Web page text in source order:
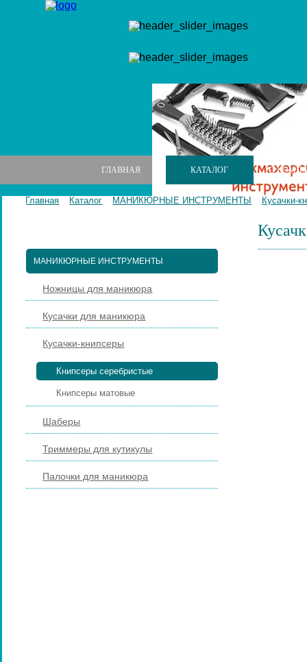
ГЛАВНАЯ КАТАЛОГ О
Главная Каталог МАНИКЮРНЫЕ ИНСТРУМЕНТЫ Кусачки-
МАНИКЮРНЫЕ ИНСТРУМЕНТЫ
Ножницы для маникюра
Кусачки для маникюра
Кусачки-книпсеры
Книпсеры серебристые
Книпсеры матовые
Шаберы
Триммеры для кутикулы
Палочки для маникюра